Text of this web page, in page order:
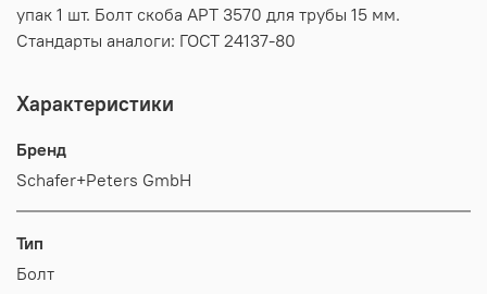
упак 1 шт. Болт скоба АРТ 3570 для трубы 15 мм.
Стандарты аналоги: ГОСТ 24137-80
Характеристики
Бренд
Schafer+Peters GmbH
Тип
Болт